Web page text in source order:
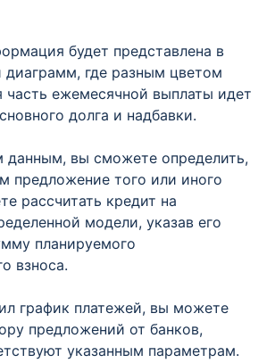
будет представлена в
диаграмм, где разным цветом
часть ежемесячной выплаты идет
долга и надбавки.
данным, вы сможете определить,
предложение того или иного
рассчитать кредит на
модели, указав его
планируемого
взноса.
график платежей, вы можете
предложений от банков,
указанным параметрам.